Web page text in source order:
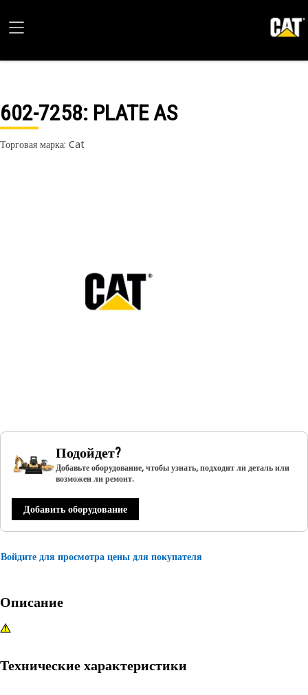
602-7258: PLATE AS
Торговая марка: Cat
Подойдет?
Добавьте оборудование, чтобы узнать, подходит ли деталь или
возможен ли ремонт.
Добавить оборудование
Войдите для просмотра цены для покупателя
Описание
Технические характеристики